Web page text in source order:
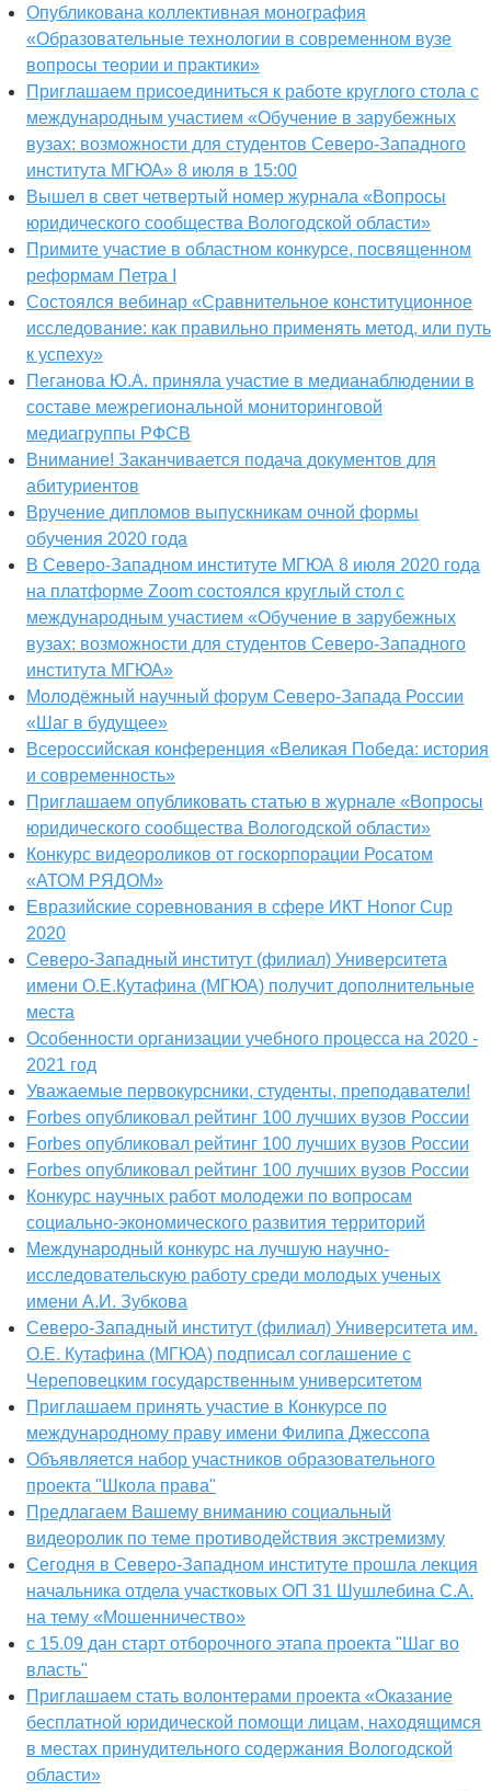
Опубликована коллективная монография
«Образовательные технологии в современном вузе
вопросы теории и практики»
Приглашаем присоединиться к работе круглого стола с
международным участием «Обучение в зарубежных
вузах: возможности для студентов Северо-Западного
института МГЮА» 8 июля в 15:00
Вышел в свет четвертый номер журнала «Вопросы
юридического сообщества Вологодской области»
Примите участие в областном конкурсе, посвященном
реформам Петра I
Состоялся вебинар «Сравнительное конституционное
исследование: как правильно применять метод, или путь
к успеху»
Пеганова Ю.А. приняла участие в медианаблюдении в
составе межрегиональной мониторинговой
медиагруппы РФСВ
Внимание! Заканчивается подача документов для
абитуриентов
Вручение дипломов выпускникам очной формы
обучения 2020 года
В Северо-Западном институте МГЮА 8 июля 2020 года
на платформе Zoom состоялся круглый стол с
международным участием «Обучение в зарубежных
вузах: возможности для студентов Северо-Западного
института МГЮА»
Молодёжный научный форум Северо-Запада России
«Шаг в будущее»
Всероссийская конференция «Великая Победа: история
и современность»
Приглашаем опубликовать статью в журнале «Вопросы
юридического сообщества Вологодской области»
Конкурс видеороликов от госкорпорации Росатом
«АТОМ РЯДОМ»
Евразийские соревнования в сфере ИКТ Honor Cup
2020
Северо-Западный институт (филиал) Университета
имени О.Е.Кутафина (МГЮА) получит дополнительные
места
Особенности организации учебного процесса на 2020 -
2021 год
Уважаемые первокурсники, студенты, преподаватели!
Forbes опубликовал рейтинг 100 лучших вузов России
Forbes опубликовал рейтинг 100 лучших вузов России
Forbes опубликовал рейтинг 100 лучших вузов России
Конкурс научных работ молодежи по вопросам
социально-экономического развития территорий
Международный конкурс на лучшую научно-
исследовательскую работу среди молодых ученых
имени А.И. Зубкова
Северо-Западный институт (филиал) Университета им.
О.Е. Кутафина (МГЮА) подписал соглашение с
Череповецким государственным университетом
Приглашаем принять участие в Конкурсе по
международному праву имени Филипа Джессопа
Объявляется набор участников образовательного
проекта "Школа права"
Предлагаем Вашему вниманию социальный
видеоролик по теме противодействия экстремизму
Сегодня в Северо-Западном институте прошла лекция
начальника отдела участковых ОП 31 Шушлебина С.А.
на тему «Мошенничество»
с 15.09 дан старт отборочного этапа проекта "Шаг во
власть"
Приглашаем стать волонтерами проекта «Оказание
бесплатной юридической помощи лицам, находящимся
в местах принудительного содержания Вологодской
области»